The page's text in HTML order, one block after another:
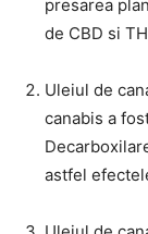
presarea
de CBD si
Uleiul de
canabis a
astfel